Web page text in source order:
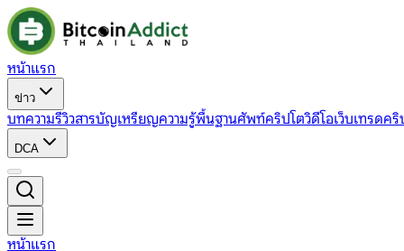
หน้าแรก
ข่าว
บทความรีวิวสารบัญเหรียญความรู้พื้นฐานศัพท์คริปโตวิดีโอเว็บเทรดค
DCA
หน้าแรก